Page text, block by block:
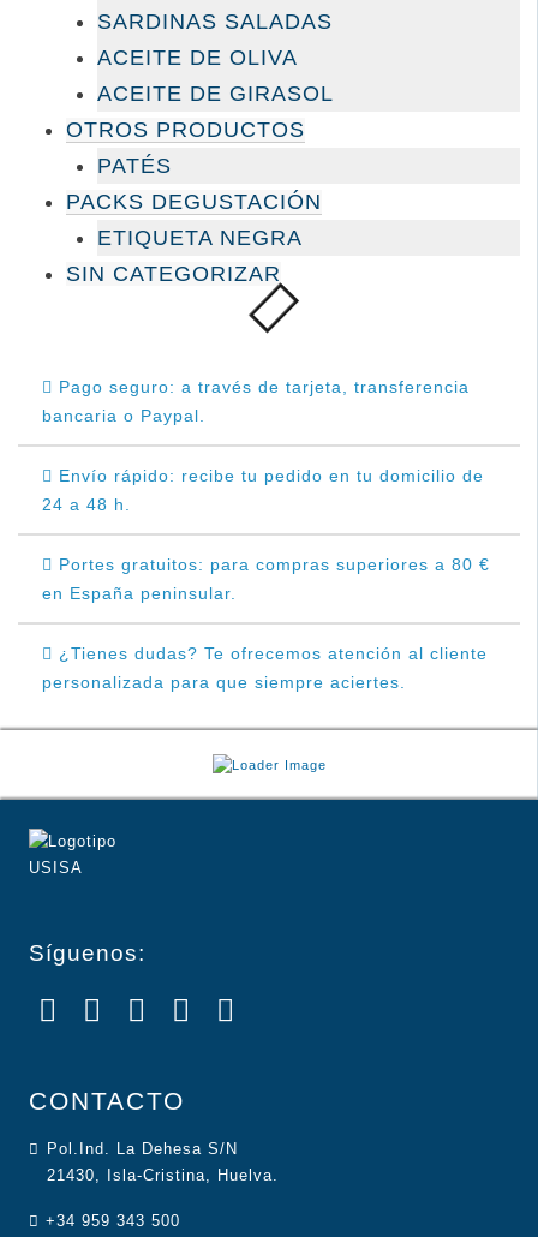
SARDINAS SALADAS
ACEITE DE OLIVA
ACEITE DE GIRASOL
OTROS PRODUCTOS
PATÉS
PACKS DEGUSTACIÓN
ETIQUETA NEGRA
SIN CATEGORIZAR
Pago seguro: a través de tarjeta, transferencia
bancaria o Paypal.
Envío rápido: recibe tu pedido en tu domicilio de
24 a 48 h.
Portes gratuitos: para compras superiores a 80 €
en España peninsular.
¿Tienes dudas? Te ofrecemos atención al cliente
personalizada para que siempre aciertes.
Síguenos:
CONTACTO
Pol.Ind. La Dehesa S/N
21430, Isla-Cristina, Huelva.
+34 959 343 500